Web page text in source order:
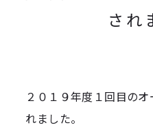
され
２０１９年度１回目の
れました。